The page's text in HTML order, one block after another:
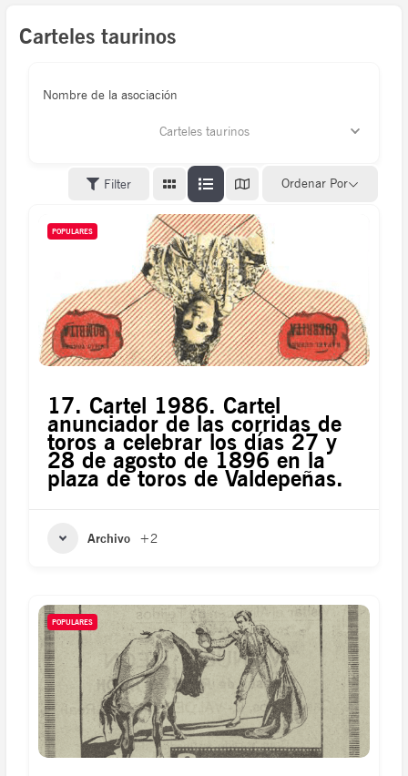
Carteles taurinos
Nombre de la asociación
Carteles taurinos
Filter Ordenar Por
POPULARES
17. Cartel 1986. Cartel
anunciador de las corridas de
toros a celebrar los días 27 y
28 de agosto de 1896 en la
plaza de toros de Valdepeñas.
Archivo +2
POPULARES